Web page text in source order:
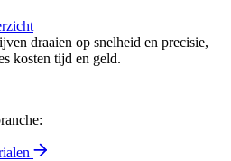
draaien op snelheid en precisie,
kosten tijd en geld.